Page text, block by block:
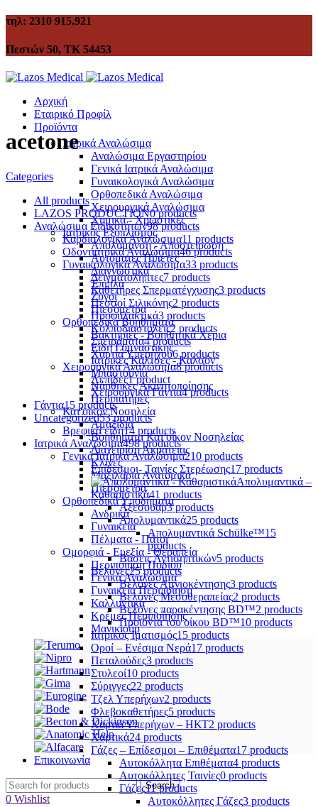
τηλ: 2310 915.921
Πεστών 50, ΤΚ 54453
Αρχική
Εταιρικό Προφίλ
Προϊόντα
Ιατρικά Αναλώσιμα
Αναλώσιμα Εργαστηρίου
Γενικά Ιατρικά Αναλώσιμα
Γυναικολογικά Αναλώσιμα
Ορθοπεδικά Αναλώσιμα
Χειρουργικά Αναλώσιμα
Χημικά - Χρωστικές
Ιατρικός Εξοπλισμός
Απολύμανση - Αποστείρωση
Αυτόματες Πιπέτες
Διαγνωστικά
Έπιπλα
Ζυγοί
Πιεσόμετρα
Ορθοπεδικά Βοηθήματα
Βακτηρίες - Βοηθητικά Χέρια
Είδη Γυμναστικής
Ιατρικές Κάλτσες - Καλσόν
Μπαστούνια
Νάρθηκες Ακινητοποίησης
Περιπατήρες
Κατ'οίκον Νοσηλεία
Αμαξίδια
Βοηθήματα Κατ'οίκον Νοσηλείας
Διαχείριση Ακράτειας
Κλίνες
Μαξιλάρια Ανατομικά
Πιεσόμετρα
Ορθοπεδικά Υποδήματα
Ανδρικά
Γυναικεία
Πέλματα - Πάτοι
Ομορφιά - Ευεξία - Θεραπεία
Περιποίηση Ποδιού
Γενικά Αναλώσιμα
Γυναικεία Περιποίηση
Καλλυντικά
Κρέμες Περιποίησης
Μανικιούρ
Επικοινωνία
Search
0 Wishlist
acetone
Categories
All products
LAZOS PRODUCTION0 products
Αναλώσιμα Ειδικοτήτων98 products
Καρδιολογικά Αναλώσιμα11 products
Οδοντιατρικά Αναλώσιμα46 products
Γυναικολογικά Αναλώσιμα33 products
Δειγματολήπτες7 products
Καθετήρες Σπερματέγχυσης3 products
Πεσσοί Σιλικόνης2 products
Προφυλακτικά3 products
Κολποδιαστολείς2 products
Σπειράματα4 products
Χαρτιά Υπερήχου6 products
Χειρουργικά Αναλώσιμα8 products
Λεπίδες1 product
Χειρουργικά Γάντια4 products
Γάντια15 products
Uncategorized53 products
Βρεφικά είδη14 products
Ιατρικά Αναλώσιμα498 products
Γενικά Ιατρικά Αναλώσιμα210 products
Επίδεσμοι- Ταινίες Στερέωσης17 products
Απολυμαντικά –
Καθαριστικά41 products
Αξεσουάρ3 products
Απολυμαντικά25 products
Απολυμαντικά Schülke™15
products
Βάσεις Αντισηπτικών5 products
Βελόνες25 products
Βελόνες Αμνιοκέντησης3 products
Βελόνες Μεσοθεραπείας2 products
Βελόνες παρακέντησης BD™2 products
Προϊόντα του οίκου BD™10 products
Ιατρικός Ιματισμός15 products
Οροί – Ενέσιμα Νερά17 products
Πεταλούδες3 products
Στυλεοί10 products
Σύριγγες22 products
Τζελ Υπερήχων2 products
Φλεβοκαθετήρες5 products
Χαρτιά Υπερήχων – ΗΚΤ2 products
Χαρτικά24 products
Γάζες – Επίδεσμοι – Επιθέματα17 products
Αυτοκόλλητα Επιθέματα4 products
Αυτοκόλλητες Ταινίες0 products
Γάζες11 products
Αυτοκόλλητες Γάζες3 products